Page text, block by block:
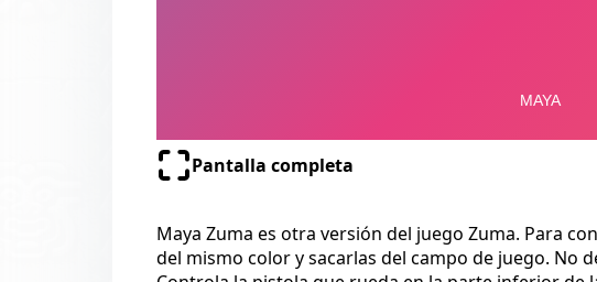
Pantalla completa
Maya Zuma es otra versión del juego Zuma. Para
del mismo color y sacarlas del campo de juego. No